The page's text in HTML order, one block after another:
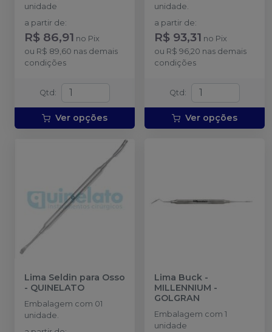
unidade
a partir de:
R$ 86,91 no Pix
ou R$ 89,60 nas demais
condições
Qtd :
Ver opções
unidade.
a partir de:
R$ 93,31 no Pix
ou R$ 96,20 nas demais
condições
Qtd :
Ver opções
Lima Seldin para Osso
- QUINELATO
Embalagem com 01
unidade.
Lima Buck -
MILLENNIUM -
GOLGRAN
Embalagem com 1
unidade